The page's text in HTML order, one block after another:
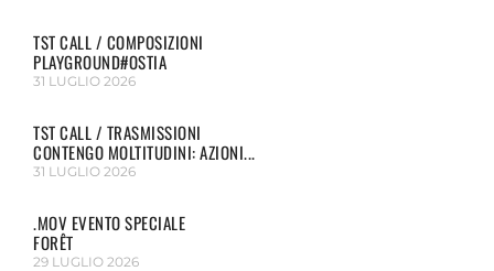
TST CALL / COMPOSIZIONI
PLAYGROUND#OSTIA
31 LUGLIO 2026
TST CALL / TRASMISSIONI
CONTENGO MOLTITUDINI: AZIONI...
31 LUGLIO 2026
.MOV EVENTO SPECIALE
FORÊT
29 LUGLIO 2026